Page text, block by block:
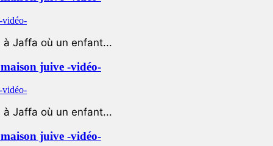
à Jaffa où un enfant...
juive -vidéo-
à Jaffa où un enfant...
juive -vidéo-